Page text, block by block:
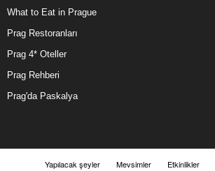
What to Eat in Prague
Prag Restoranları
Prag 4* Oteller
Prag Rehberi
Prag'da Paskalya
Yapılacak şeyler Mevsimler Etkinlikler